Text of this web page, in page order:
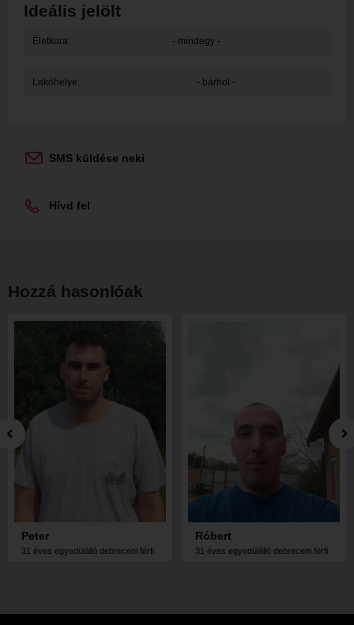
Ideális jelölt
Életkora: - mindegy -
Lakóhelye: - bárhol -
SMS küldése neki
Hívd fel
Hozzá hasonlóak
Peter
31 éves egyedülálló debreceni férfi
Róbert
31 éves egyedülálló debreceni férfi